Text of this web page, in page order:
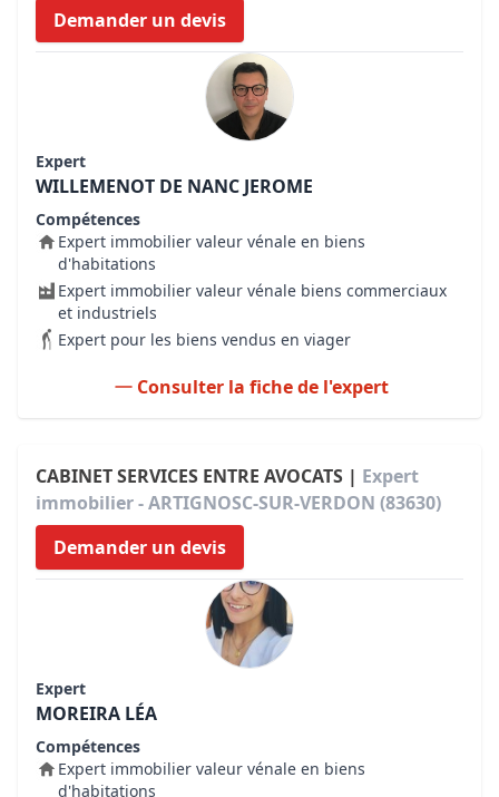
Demander un devis
Expert
WILLEMENOT DE NANC JEROME
Compétences
Expert immobilier valeur vénale en biens
d'habitations
Expert immobilier valeur vénale biens commerciaux
et industriels
Expert pour les biens vendus en viager
Consulter la fiche de l'expert
CABINET SERVICES ENTRE AVOCATS | Expert
immobilier - ARTIGNOSC-SUR-VERDON (83630)
Demander un devis
Expert
MOREIRA LÉA
Compétences
Expert immobilier valeur vénale en biens
d'habitations